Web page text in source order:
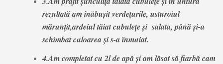
rezultată am înăbușit verdețurile, usturoiul
mărunțit,ardeiul tăiat cubulețe și salata, până și-a
schimbat culoarea și s-a înmuiat.
4.Am completat cu 2l de apă și am lăsat să fiarbă cam